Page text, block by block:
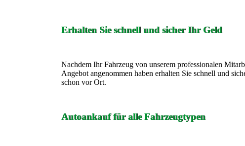
Erhalten Sie schnell und sicher Ihr Geld
Nachdem Ihr Fahrzeug von unserem professionalen
Angebot angenommen haben erhalten Sie schnell und
schon vor Ort.
Autoankauf für alle Fahrzeugtypen